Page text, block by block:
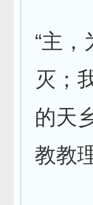
“主
灭；
的天
教教